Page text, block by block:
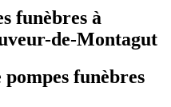
funèbres à
de-Montagut
funèbres